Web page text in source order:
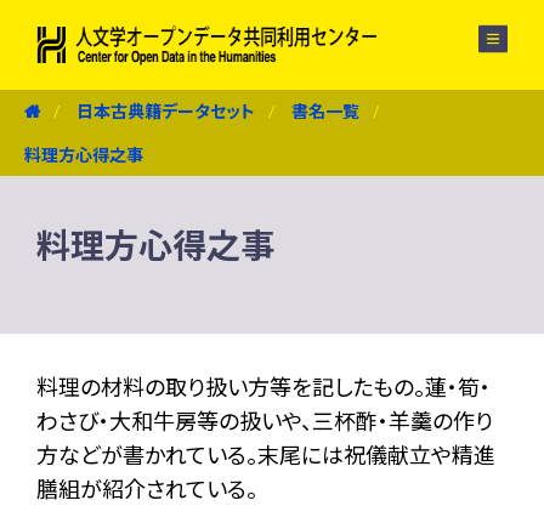
日本古典籍データセット 書名一覧
料理方心得之事
料理方心得之事
料理の材料の取り扱い方等を記したもの。蓮・筍・
わさび・大和牛房等の扱いや、三杯酢・羊羹の作り
方などが書かれている。末尾には祝儀献立や精進
膳組が紹介されている。